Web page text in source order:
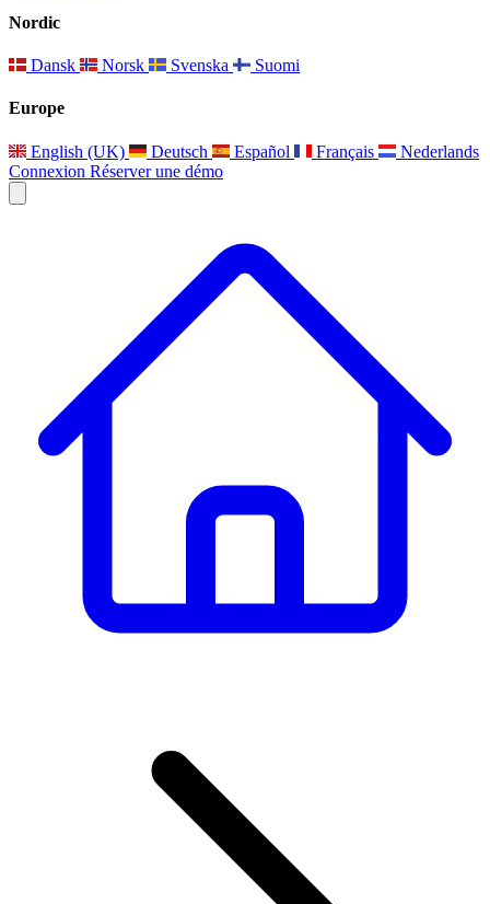
Nordic
Dansk Norsk Svenska Suomi
Europe
English (UK) Deutsch Español Français
Nederlands
Connexion Réserver une démo